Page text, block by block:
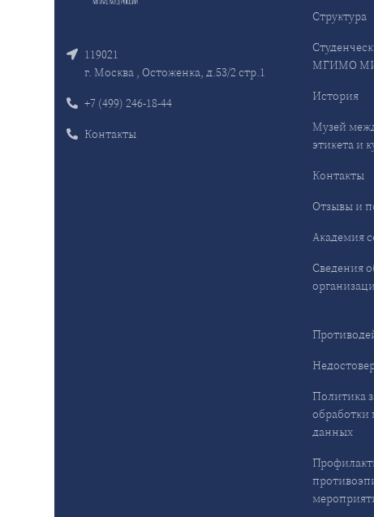
119021
г. Москва , Остоженка, д.53/2 стр.1
+7 (499) 246-18-44
Контакты
Структура
МГИМО
История
Музей
этикета и
Контакты
Отзывы и
Академия
Сведения
Политика
обработки
данных